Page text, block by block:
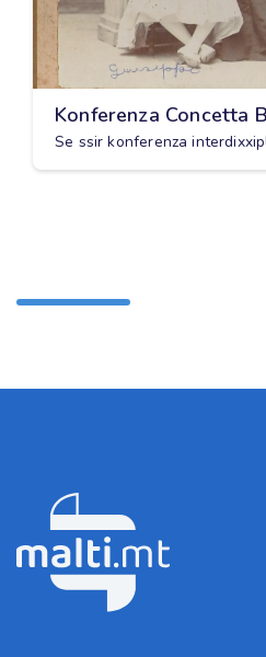
Konferenza Concetta
Se ssir konferenza